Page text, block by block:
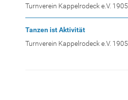
Turnverein Kappelrodeck e.V. 1905
Tanzen ist Aktivität
Turnverein Kappelrodeck e.V. 1905